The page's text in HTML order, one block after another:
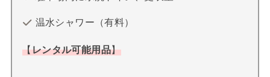
温水シャワー（有料）
【レンタル可能用品】